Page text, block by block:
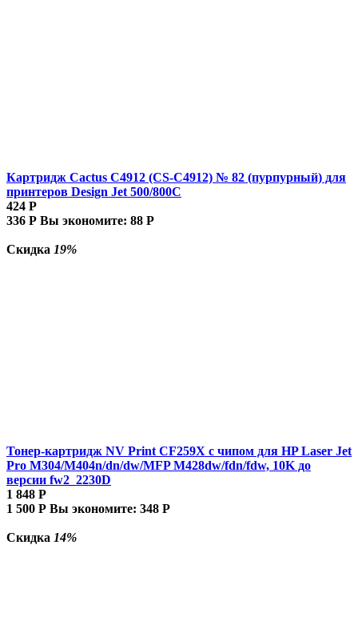
Картридж Cactus C4912 (CS-C4912) № 82 (пурпурный) для
принтеров Design Jet 500/800C
424 Р
336 Р Вы экономите: 88 Р
Скидка 19%
Тонер-картридж NV Print CF259X с чипом для HP Laser Jet
Pro M304/M404n/dn/dw/MFP M428dw/fdn/fdw, 10K до
версии fw2_2230D
1 848 Р
1 500 Р Вы экономите: 348 Р
Скидка 14%